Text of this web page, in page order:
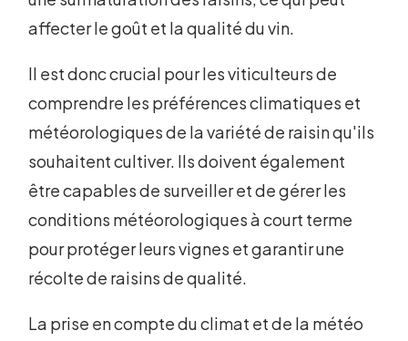
affecter le goût et la qualité du vin.
Il est donc crucial pour les viticulteurs de
comprendre les préférences climatiques et
météorologiques de la variété de raisin qu'ils
souhaitent cultiver. Ils doivent également
être capables de surveiller et de gérer les
conditions météorologiques à court terme
pour protéger leurs vignes et garantir une
récolte de raisins de qualité.
La prise en compte du climat et de la météo